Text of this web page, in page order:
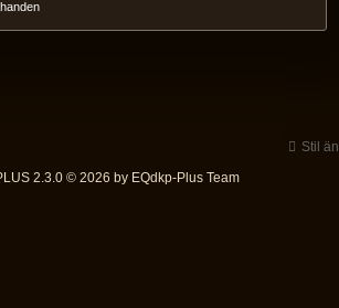
Stil
2.3.0 © 2026 by EQdkp-Plus Team